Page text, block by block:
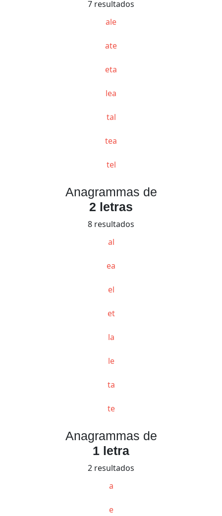
7 resultados
ale
ate
eta
lea
tal
tea
tel
Anagrammas de
2 letras
8 resultados
al
ea
el
et
la
le
ta
te
Anagrammas de
1 letra
2 resultados
a
e